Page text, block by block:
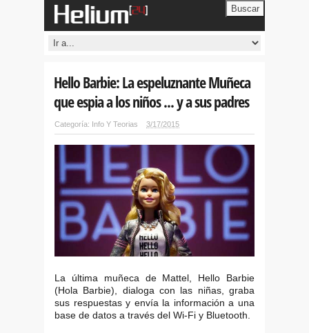
Buscar
Hello Barbie: La espeluznante Muñeca
que espia a los niños ... y a sus padres
Categoría: Info Y Teorias 3/17/2015
La última muñeca de Mattel, Hello Barbie
(Hola Barbie), dialoga con las niñas, graba
sus respuestas y envía la información a una
base de datos a través del Wi-Fi y Bluetooth.